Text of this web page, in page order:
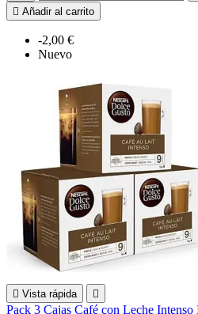
 Añadir al carrito
-2,00 €
Nuevo
 Vista rápida 
Pack 3 Cajas Café con Leche Intenso